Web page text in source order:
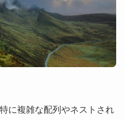
に複雑な配列やネストされ